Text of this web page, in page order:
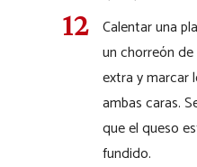
Calentar una
un chorreón
extra y marcar
ambas caras.
que el queso
fundido.